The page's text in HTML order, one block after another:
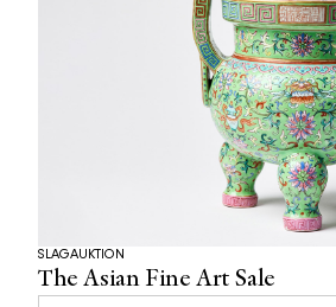
The Asian Fine Art Sale
SLAGAUKTION